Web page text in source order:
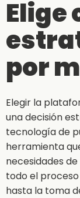
Elige
por
Elegir la
una decisión
tecnología de
herramienta
necesidades
todo el
hasta la toma